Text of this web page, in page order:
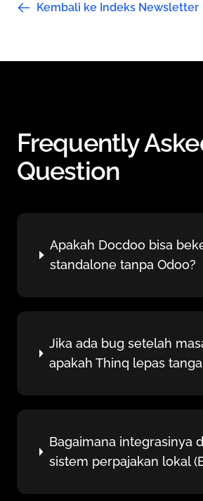
Kembali ke Indeks Newsletter
Frequently
Question
Apakah Docdoo bisa
standalone tanpa Odoo?
Jika ada bug setelah
apakah Thinq lepas
Bagaimana integrasinya
sistem perpajakan lokal